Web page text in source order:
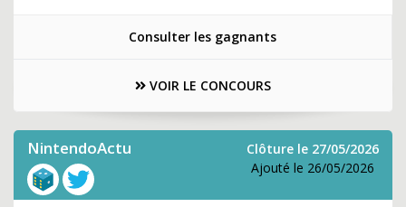
Consulter les gagnants
VOIR LE CONCOURS
NintendoActu
Clôture le 27/05/2026
Ajouté le 26/05/2026